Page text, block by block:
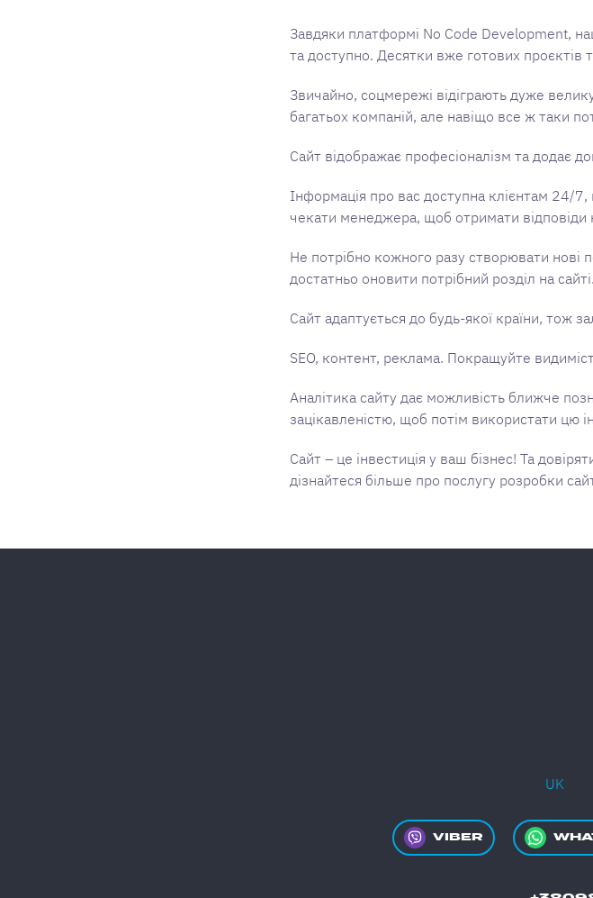
Завдяки платформі No Code Development,
та доступно. Десятки вже готових проєктів
Звичайно, соцмережі відіграють дуже
багатьох компаній, але навіщо все ж таки
Сайт відображає професіоналізм та додає
Інформація про вас доступна клієнтам 24/
чекати менеджера, щоб отримати відповіди
Не потрібно кожного разу створювати нові
достатньо оновити потрібний розділ на сайті.
Сайт адаптується до будь-якої країни, тож
SEO, контент, реклама. Покращуйте
Аналітика сайту дає можливість ближче
зацікавленістю, щоб потім використати цю
Сайт – це інвестиція у ваш бізнес! Та
дізнайтеся більше про послугу розробки
UK
VIBER